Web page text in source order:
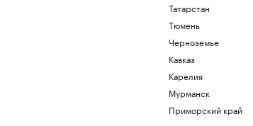
Татарстан
Тюмень
Черноземье
Кавказ
Карелия
Мурманск
Приморский край